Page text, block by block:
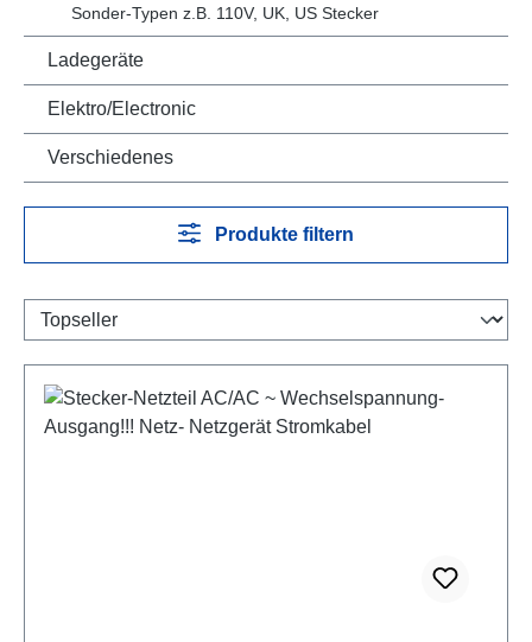
Sonder-Typen z.B. 110V, UK, US Stecker
Ladegeräte
Elektro/Electronic
Verschiedenes
Produkte filtern